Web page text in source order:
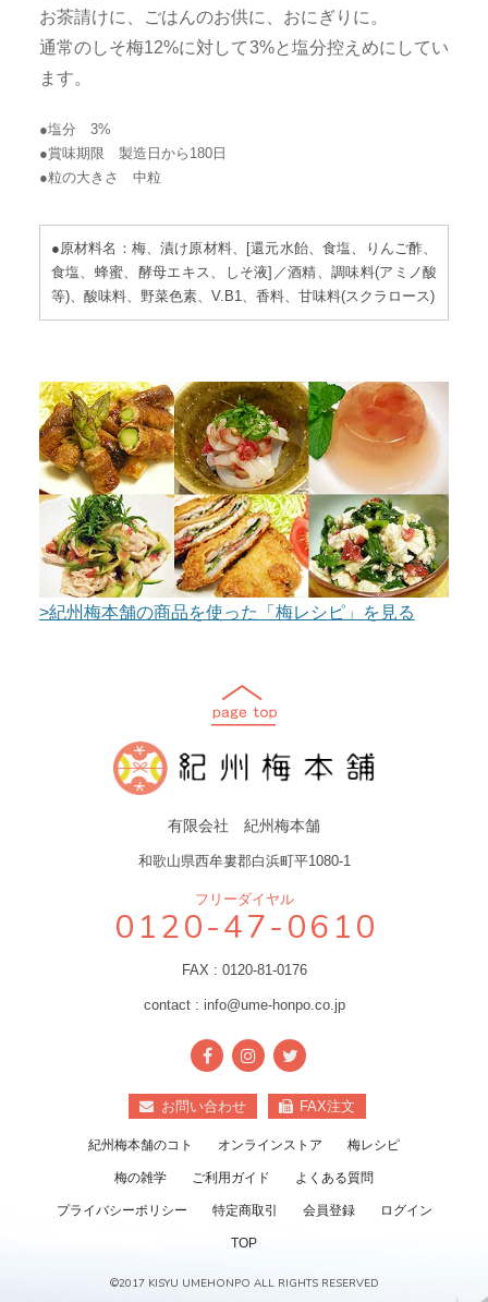
お茶請けに、ごはんのお供に、おにぎりに。
通常のしそ梅12%に対して3%と塩分控えめにしてい
ます。
●塩分 3%
●賞味期限 製造日から180日
●粒の大きさ 中粒
●原材料名：梅、漬け原材料、[還元水飴、食塩、りんご酢、
食塩、蜂蜜、酵母エキス、しそ液]／酒精、調味料(アミノ酸
等)、酸味料、野菜色素、V.B1、香料、甘味料(スクラロース)
>紀州梅本舗の商品を使った「梅レシピ」を見る
有限会社 紀州梅本舗
和歌山県西牟婁郡白浜町平1080-1
フリーダイヤル
0120-47-0610
FAX : 0120-81-0176
contact : info@ume-honpo.co.jp
お問い合わせ FAX注文
紀州梅本舗のコト オンラインストア 梅レシピ
梅の雑学 ご利用ガイド よくある質問
プライバシーポリシー 特定商取引 会員登録 ログイン
TOP
©2017 KISYU UMEHONPO ALL RIGHTS RESERVED